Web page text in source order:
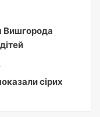
Вишгорода
сірих